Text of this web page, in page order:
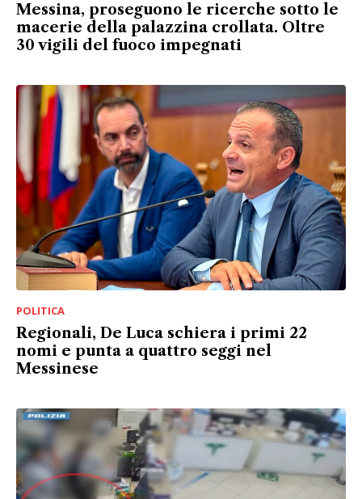
Messina, proseguono le ricerche sotto le
macerie della palazzina crollata. Oltre
30 vigili del fuoco impegnati
POLITICA
Regionali, De Luca schiera i primi 22
nomi e punta a quattro seggi nel
Messinese